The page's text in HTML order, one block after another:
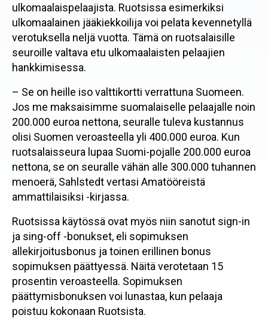
ulkomaalaispelaajista. Ruotsissa esimerkiksi
ulkomaalainen jääkiekkoilija voi pelata kevennetyllä
verotuksella neljä vuotta. Tämä on ruotsalaisille
seuroille valtava etu ulkomaalaisten pelaajien
hankkimisessa.
– Se on heille iso valttikortti verrattuna Suomeen.
Jos me maksaisimme suomalaiselle pelaajalle noin
200.000 euroa nettona, seuralle tuleva kustannus
olisi Suomen veroasteella yli 400.000 euroa. Kun
ruotsalaisseura lupaa Suomi-pojalle 200.000 euroa
nettona, se on seuralle vähän alle 300.000 tuhannen
menoerä, Sahlstedt vertasi Amatööreistä
ammattilaisiksi -kirjassa.
Ruotsissa käytössä ovat myös niin sanotut sign-in
ja sing-off -bonukset, eli sopimuksen
allekirjoitusbonus ja toinen erillinen bonus
sopimuksen päättyessä. Näitä verotetaan 15
prosentin veroasteella. Sopimuksen
päättymisbonuksen voi lunastaa, kun pelaaja
poistuu kokonaan Ruotsista.